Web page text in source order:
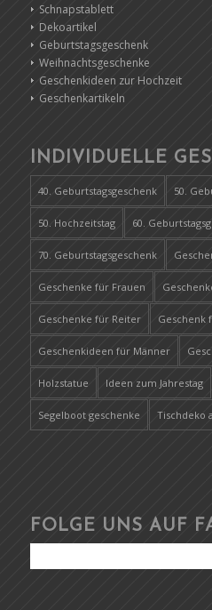
Schnapstablett
Dekoartikel
Geburtstagsgeschenk
Weihnachtsgeschenke
Geschenkideen zur Hochzeit
Geschenkartikeln
INDIVIDUELLE
40. Geburtstagsgeschenk 50.
50. Hochzeitstag 60.
70. Geburtstagsgeschenk
Geschenke für Frauen
Geschenke für Reiter Geschenk
Geschenkideen für Männer
Holzstatue Ideen zum Jahrestag
Segelboot geschenke Tischdeko
FOLGE UNS AUF